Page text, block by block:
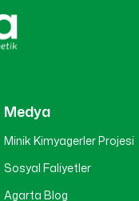
Medya
Minik Kimyagerler Projesi
Sosyal Faliyetler
Agarta Blog